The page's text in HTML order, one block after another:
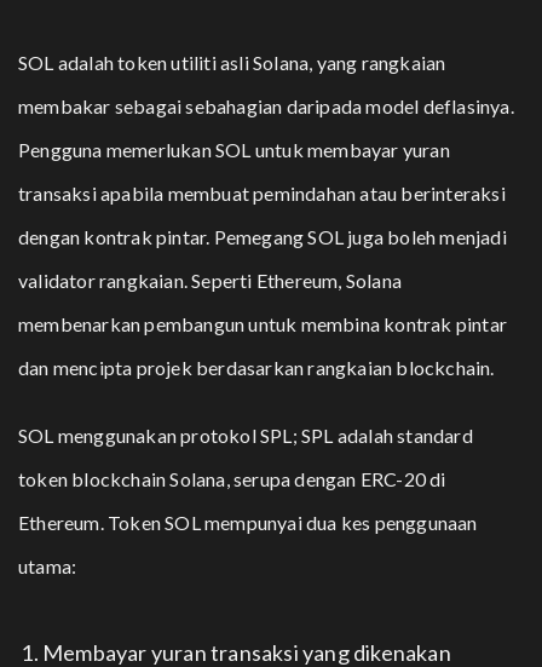
SOL adalah token utiliti asli Solana, yang rangkaian
membakar sebagai sebahagian daripada model deflasinya.
Pengguna memerlukan SOL untuk membayar yuran
transaksi apabila membuat pemindahan atau berinteraksi
dengan kontrak pintar. Pemegang SOL juga boleh menjadi
validator rangkaian. Seperti Ethereum, Solana
membenarkan pembangun untuk membina kontrak pintar
dan mencipta projek berdasarkan rangkaian blockchain.
SOL menggunakan protokol SPL; SPL adalah standard
token blockchain Solana, serupa dengan ERC-20 di
Ethereum. Token SOL mempunyai dua kes penggunaan
utama:
Membayar yuran transaksi yang dikenakan